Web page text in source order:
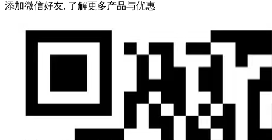
添加微信好友, 了解更多产品与优惠